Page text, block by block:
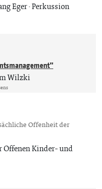
Eger · Perkussion
Wilzki
Offenheit der
Offenen Kinder- und